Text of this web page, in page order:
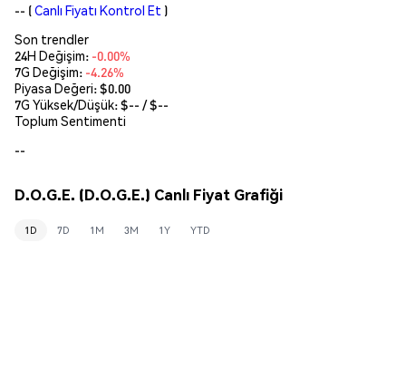
-- (Canlı Fiyatı Kontrol Et )
Son trendler
24H Değişim: -0.00%
7G Değişim: -4.26%
Piyasa Değeri:$0.00
7G Yüksek/Düşük: $-- / $--
Toplum Sentimenti
--
D.O.G.E. (D.O.G.E.) Canlı Fiyat Grafiği
1D 7D 1M 3M 1Y YTD